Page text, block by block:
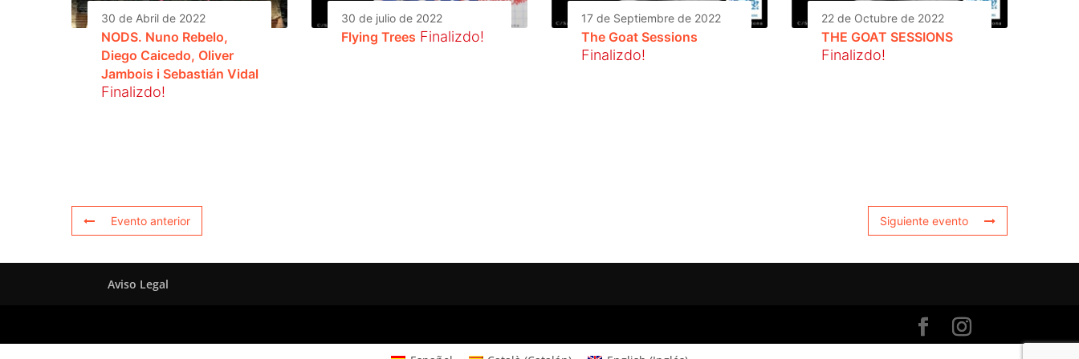
30 de Abril de 2022
NODS. Nuno Rebelo,
Diego Caicedo, Oliver
Jambois i Sebastián Vidal
Finalizdo!
30 de julio de 2022
Flying Trees Finalizdo!
17 de Septiembre de 2022
The Goat Sessions
Finalizdo!
22 de Octubre de 2022
THE GOAT SESSIONS
Finalizdo!
Evento anterior Siguiente evento
Aviso Legal